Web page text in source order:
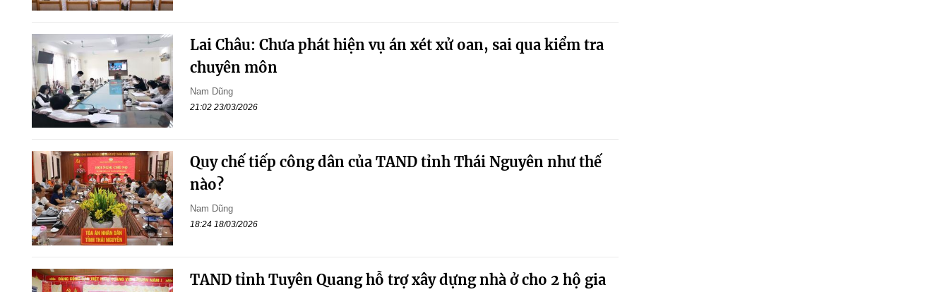
Lai Châu: Chưa phát hiện vụ án xét xử oan, sai qua kiểm tra
chuyên môn
Nam Dũng
21:02 23/03/2026
Quy chế tiếp công dân của TAND tỉnh Thái Nguyên như thế
nào?
Nam Dũng
18:24 18/03/2026
TAND tỉnh Tuyên Quang hỗ trợ xây dựng nhà ở cho 2 hộ gia